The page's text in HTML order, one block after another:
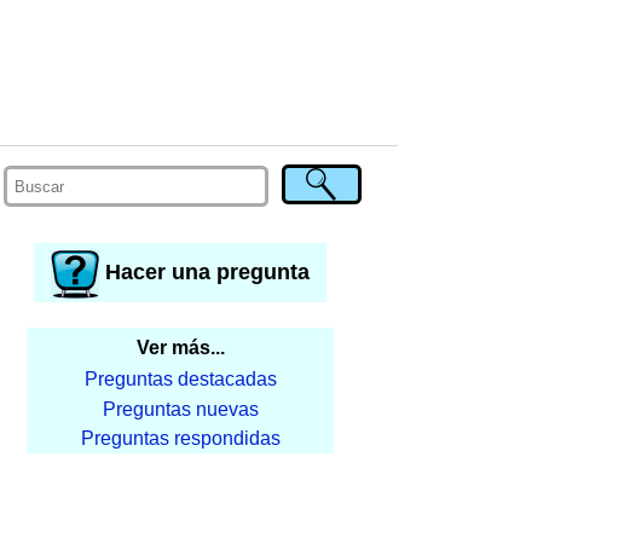
Hacer una pregunta
Ver más...
Preguntas destacadas
Preguntas nuevas
Preguntas respondidas